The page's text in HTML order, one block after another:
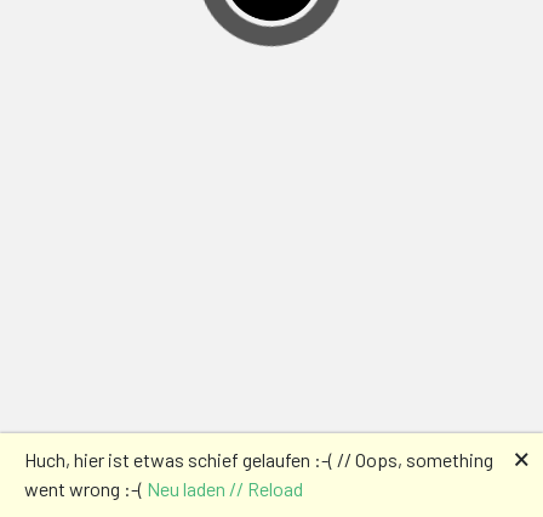
Huch, hier ist etwas schief gelaufen :-( // Oops, something
went wrong :-( Neu laden // Reload
🗙